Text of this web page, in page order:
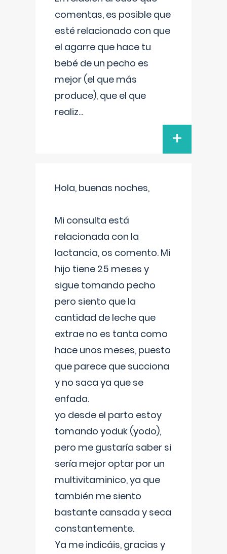
comentas, es posible que
esté relacionado con que
el agarre que hace tu
bebé de un pecho es
mejor (el que más
produce), que el que
realiz...
+
Hola, buenas noches,
Mi consulta está
relacionada con la
lactancia, os comento. Mi
hijo tiene 25 meses y
sigue tomando pecho
pero siento que la
cantidad de leche que
extrae no es tanta como
hace unos meses, puesto
que parece que succiona
y no saca ya que se
enfada.
yo desde el parto estoy
tomando yoduk (yodo),
pero me gustaría saber si
sería mejor optar por un
multivitaminico, ya que
también me siento
bastante cansada y seca
constantemente.
Ya me indicáis, gracias y